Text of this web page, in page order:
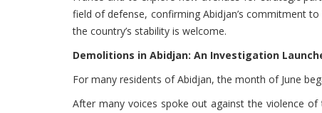
field of defense, confirming Abidjan’s commitment
the country’s stability is welcome.
Demolitions in Abidjan: An Investigation
For many residents of Abidjan, the month of June
After many voices spoke out against the violence